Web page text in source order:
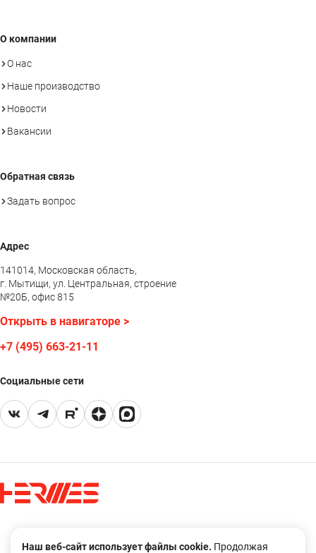
О компании
О нас
Наше производство
Новости
Вакансии
Обратная связь
Задать вопрос
Адрес
141014, Московская область,
г. Мытищи, ул. Центральная, строение
№20Б, офис 815
Открыть в навигаторе >
+7 (495) 663-21-11
Социальные сети
Наш веб-сайт использует файлы cookie. Продолжая